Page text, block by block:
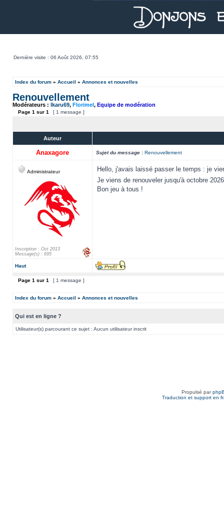
Dernière visite : 06 Août 2026, 07:55
Index du forum » Accueil » Annonces et nouvelles
Renouvellement
Modérateurs : Ikaru69, Florimel, Equipe de modération
Page 1 sur 1 [ 1 message ]
Auteur
Anaxagore Sujet du message : Renouvellement
Administrateur
Inscription : Oct 2013
Message(s) : 695
Hello, j'avais laissé passer le temps : je
Je viens de renouveler jusqu'à octobre
Bon jeu à tous !
Haut
Page 1 sur 1 [ 1 message ]
Index du forum » Accueil » Annonces et nouvelles
Qui est en ligne ?
Utilisateur(s) parcourant ce sujet : Aucun utilisateur inscrit
Propulsé par
Traduction et support en